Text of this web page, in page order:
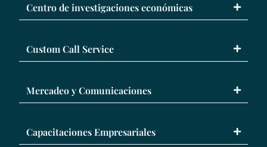
Centro de investigaciones económicas
Custom Call Service
Mercadeo y Comunicaciones
Capacitaciones Empresariales